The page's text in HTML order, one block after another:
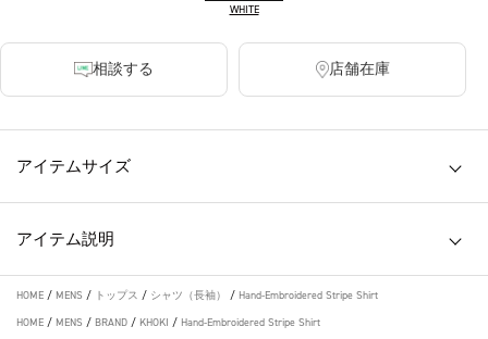
WHITE
相談する 店舗在庫
アイテムサイズ
アイテム説明
HOME / MENS / トップス / シャツ（長袖） / Hand-Embroidered Stripe Shirt
HOME / MENS / BRAND / KHOKI / Hand-Embroidered Stripe Shirt